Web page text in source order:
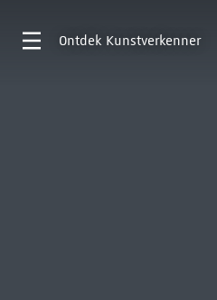
Ontdek Kunstverkenner